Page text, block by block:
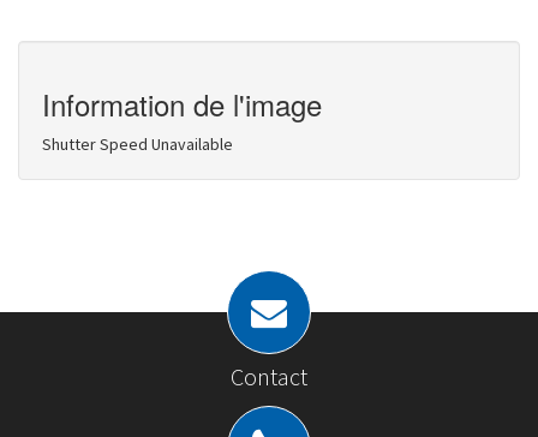
Information de l'image
Shutter Speed Unavailable
Contact